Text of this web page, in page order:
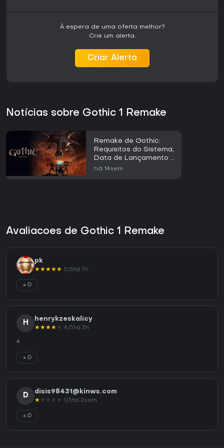
À espera de uma oferta melhor?
Crie um alerta.
Criar Alerta
Notícias sobre Gothic 1 Remake
Remake de Gothic:
Requisitos do Sistema,
Data de Lançamento e
Detalhes Essenciais
há 14sem
Avaliacoes de Gothic 1 Remake
pk
★★★★★ 5/5há 7h
▲ 0
H
henrykzeskalicy
★★★★ ★ 4/5há 3h
4
▲ 0
D
disis98431@kinws.com
★ ★ ★ ★ ★ 1/5há 2sem
▲ 0